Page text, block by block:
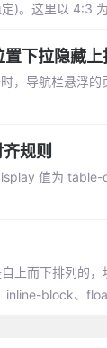
)。这里以 4:3
下拉隐藏
，导航栏悬浮的
规则
值为
上而下排列的
inline-block、